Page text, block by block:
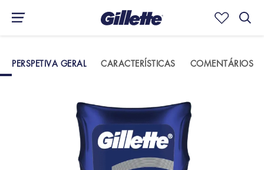
PERSPETIVA GERAL CARACTERÍSTICAS COMENTÁRIOS